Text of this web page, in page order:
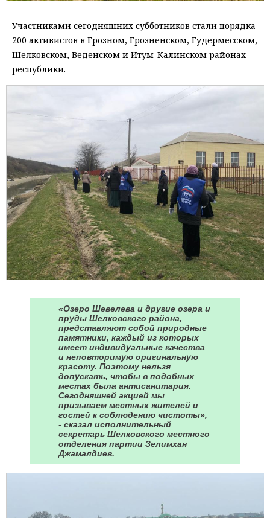
Участниками сегодняшних субботников стали порядка
200 активистов в Грозном, Грозненском, Гудермесском,
Шелковском, Веденском и Итум-Калинском районах
республики.
«Озеро Шевелева и другие озера и
пруды Шелковского района,
представляют собой природные
памятники, каждый из которых
имеет индивидуальные качества
и неповторимую оригинальную
красоту. Поэтому нельзя
допускать, чтобы в подобных
местах была антисанитария.
Сегодняшней акцией мы
призываем местных жителей и
гостей к соблюдению чистоты»,
- сказал исполнительный
секретарь Шелковского местного
отделения партии Зелимхан
Джамалдиев.